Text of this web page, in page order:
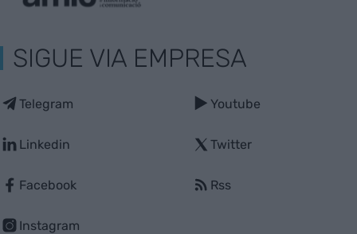
SIGUE VIA EMPRESA
Telegram
Linkedin
Facebook
Instagram
Youtube
Twitter
Rss